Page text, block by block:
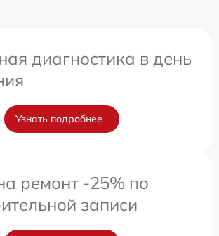
диагностика в день
Узнать подробнее
ремонт -25% по
записи